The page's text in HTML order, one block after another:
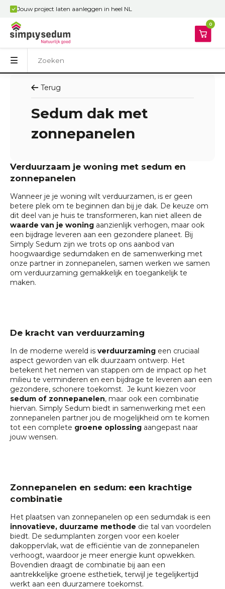
Jouw project laten aanleggen in heel NL
0
Terug
Sedum dak met
zonnepanelen
Verduurzaam je woning met sedum en
zonnepanelen
Wanneer je je woning wilt verduurzamen, is er geen
betere plek om te beginnen dan bij je dak. De keuze om
dit deel van je huis te transformeren, kan niet alleen de
waarde van je woning aanzienlijk verhogen, maar ook
een bijdrage leveren aan een gezondere planeet. Bij
Simply Sedum zijn we trots op ons aanbod van
hoogwaardige sedumdaken en de samenwerking met
onze partner in zonnepanelen, samen werken we samen
om verduurzaming gemakkelijk en toegankelijk te
maken.
De kracht van verduurzaming
In de moderne wereld is verduurzaming een cruciaal
aspect geworden van elk duurzaam ontwerp. Het
betekent het nemen van stappen om de impact op het
milieu te verminderen en een bijdrage te leveren aan een
gezondere, schonere toekomst. Je kunt kiezen voor
sedum of zonnepanelen, maar ook een combinatie
hiervan. Simply Sedum biedt in samenwerking met een
zonnepanelen partner jou de mogelijkheid om te komen
tot een complete groene oplossing aangepast naar
jouw wensen.
Zonnepanelen en sedum: een krachtige
combinatie
Het plaatsen van zonnepanelen op een sedumdak is een
innovatieve, duurzame methode die tal van voordelen
biedt. De sedumplanten zorgen voor een koeler
dakoppervlak, wat de efficiëntie van de zonnepanelen
verhoogt, waardoor je meer energie kunt opwekken.
Bovendien draagt de combinatie bij aan een
aantrekkelijke groene esthetiek, terwijl je tegelijkertijd
werkt aan een duurzamere toekomst.